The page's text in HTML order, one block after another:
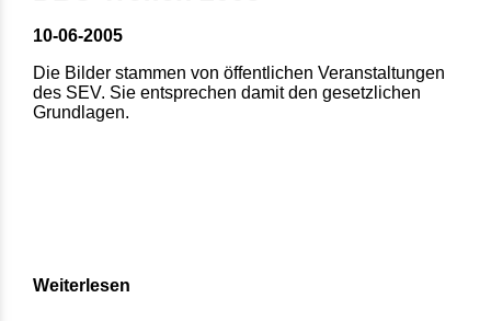
10-06-2005
Die Bilder stammen von öffentlichen Veranstaltungen
des SEV. Sie entsprechen damit den gesetzlichen
Grundlagen.
Weiterlesen